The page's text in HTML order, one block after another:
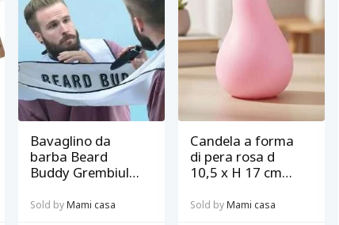
Bavaglino da
barba Beard
Buddy Grembiule
ventose per
Sold byMami casa
Candela a forma
di pera rosa d
10,5 x H 17 cm
Sold byMami casa